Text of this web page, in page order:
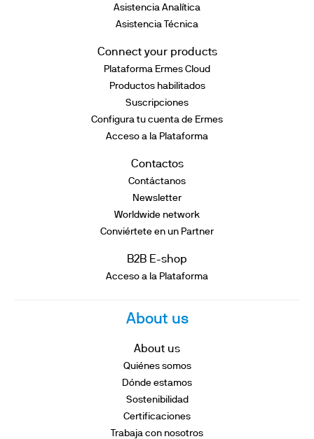
Asistencia Analítica
Asistencia Técnica
Connect your products
Plataforma Ermes Cloud
Productos habilitados
Suscripciones
Configura tu cuenta de Ermes
Acceso a la Plataforma
Contactos
Contáctanos
Newsletter
Worldwide network
Conviértete en un Partner
B2B E-shop
Acceso a la Plataforma
About us
About us
Quiénes somos
Dónde estamos
Sostenibilidad
Certificaciones
Trabaja con nosotros